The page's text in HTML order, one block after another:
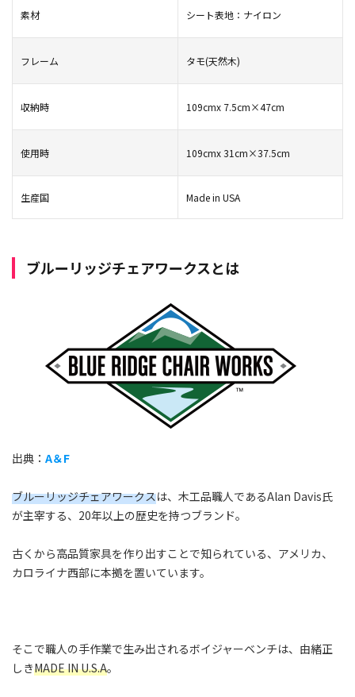
素材 シート表地：ナイロン
フレーム タモ(天然木)
収納時 109cmx 7.5cm×47cm
使用時 109cmx 31cm×37.5cm
生産国 Made in USA
ブルーリッジチェアワークスとは
出典： A＆F
ブルーリッジチェアワークスは、木工品職人であるAlan Davis氏
が主宰する、20年以上の歴史を持つブランド。
古くから高品質家具を作り出すことで知られている、アメリカ、
カロライナ西部に本拠を置いています。
そこで職人の手作業で生み出されるボイジャーベンチは、由緒正
しきMADE IN U.S.A。